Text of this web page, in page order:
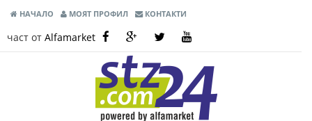
НАЧАЛО МОЯТ ПРОФИЛ КОНТАКТИ
част от Alfamarket